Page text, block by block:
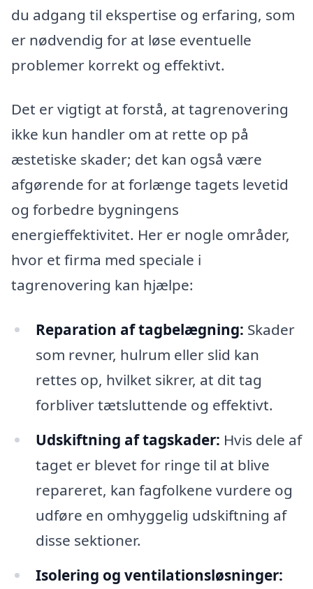
du adgang til ekspertise og erfaring, som
er nødvendig for at løse eventuelle
problemer korrekt og effektivt.
Det er vigtigt at forstå, at tagrenovering
ikke kun handler om at rette op på
æstetiske skader; det kan også være
afgørende for at forlænge tagets levetid
og forbedre bygningens
energieffektivitet. Her er nogle områder,
hvor et firma med speciale i
tagrenovering kan hjælpe:
Reparation af tagbelægning: Skader
som revner, hulrum eller slid kan
rettes op, hvilket sikrer, at dit tag
forbliver tætsluttende og effektivt.
Udskiftning af tagskader: Hvis dele af
taget er blevet for ringe til at blive
repareret, kan fagfolkene vurdere og
udføre en omhyggelig udskiftning af
disse sektioner.
Isolering og ventilationsløsninger: